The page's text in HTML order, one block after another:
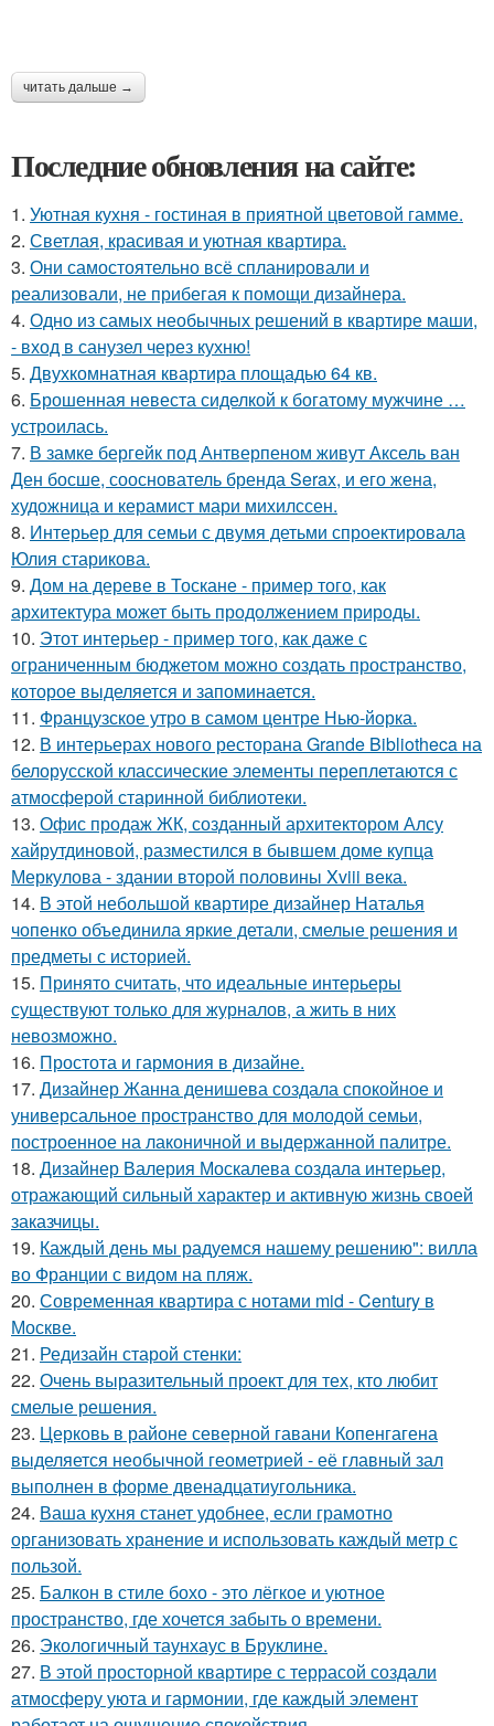
читать дальше →
Последние обновления на сайте:
1. Уютная кухня - гостиная в приятной цветовой гамме.
2. Светлая, красивая и уютная квартира.
3. Они самостоятельно всё спланировали и
реализовали, не прибегая к помощи дизайнера.
4. Одно из самых необычных решений в квартире маши,
- вход в санузел через кухню!
5. Двухкомнатная квартира площадью 64 кв.
6. Брошенная невеста сиделкой к богатому мужчине …
устроилась.
7. В замке бергейк под Антверпеном живут Аксель ван
Ден босше, сооснователь бренда Serax, и его жена,
художница и керамист мари михилссен.
8. Интерьер для семьи с двумя детьми спроектировала
Юлия старикова.
9. Дом на дереве в Тоскане - пример того, как
архитектура может быть продолжением природы.
10. Этот интерьер - пример того, как даже с
ограниченным бюджетом можно создать пространство,
которое выделяется и запоминается.
11. Французское утро в самом центре Нью-йорка.
12. В интерьерах нового ресторана Grande Bibliotheca на
белорусской классические элементы переплетаются с
атмосферой старинной библиотеки.
13. Офис продаж ЖК, созданный архитектором Алсу
хайрутдиновой, разместился в бывшем доме купца
Меркулова - здании второй половины Xviii века.
14. В этой небольшой квартире дизайнер Наталья
чопенко объединила яркие детали, смелые решения и
предметы с историей.
15. Принято считать, что идеальные интерьеры
существуют только для журналов, а жить в них
невозможно.
16. Простота и гармония в дизайне.
17. Дизайнер Жанна денишева создала спокойное и
универсальное пространство для молодой семьи,
построенное на лаконичной и выдержанной палитре.
18. Дизайнер Валерия Москалева создала интерьер,
отражающий сильный характер и активную жизнь своей
заказчицы.
19. Каждый день мы радуемся нашему решению": вилла
во Франции с видом на пляж.
20. Современная квартира с нотами mid - Century в
Москве.
21. Редизайн старой стенки:
22. Очень выразительный проект для тех, кто любит
смелые решения.
23. Церковь в районе северной гавани Копенгагена
выделяется необычной геометрией - её главный зал
выполнен в форме двенадцатиугольника.
24. Ваша кухня станет удобнее, если грамотно
организовать хранение и использовать каждый метр с
пользой.
25. Балкон в стиле бохо - это лёгкое и уютное
пространство, где хочется забыть о времени.
26. Экологичный таунхаус в Бруклине.
27. В этой просторной квартире с террасой создали
атмосферу уюта и гармонии, где каждый элемент